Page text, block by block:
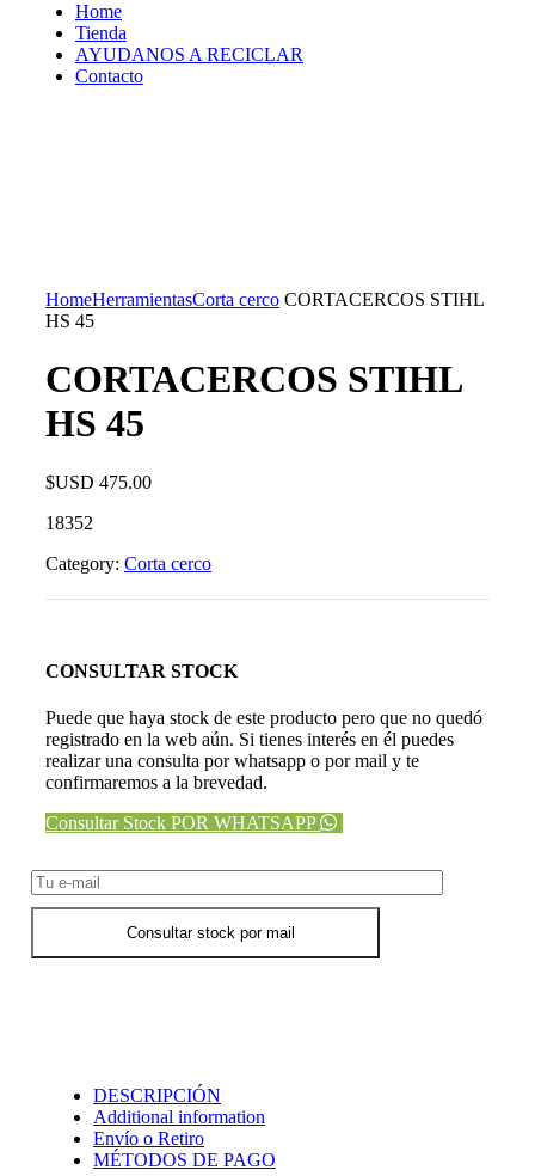
Home
Tienda
AYUDANOS A RECICLAR
Contacto
HomeHerramientasCorta cerco CORTACERCOS STIHL
HS 45
CORTACERCOS STIHL
HS 45
$USD 475.00
18352
Category: Corta cerco
CONSULTAR STOCK
Puede que haya stock de este producto pero que no quedó
registrado en la web aún. Si tienes interés en él puedes
realizar una consulta por whatsapp o por mail y te
confirmaremos a la brevedad.
Consultar Stock POR WHATSAPP
Consultar stock por mail
DESCRIPCIÓN
Additional information
Envío o Retiro
MÉTODOS DE PAGO